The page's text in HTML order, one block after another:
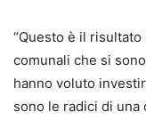
“Questo è il
comunali che si
hanno voluto
sono le radici di una